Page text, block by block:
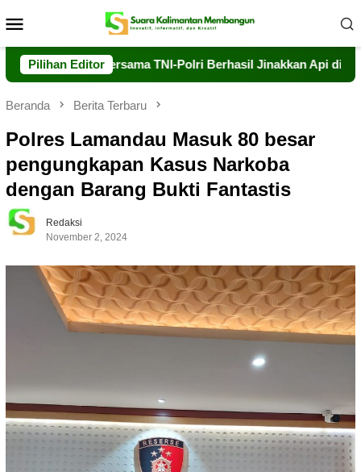
ke
Mobile
Pilihan Editor
Bersama TNI-Polri Berhasil Jinakkan Api di Timpah
Beranda Berita Terbaru
Polres Lamandau Masuk 80 besar
pengungkapan Kasus Narkoba
dengan Barang Bukti Fantastis
Redaksi
November 2, 2024